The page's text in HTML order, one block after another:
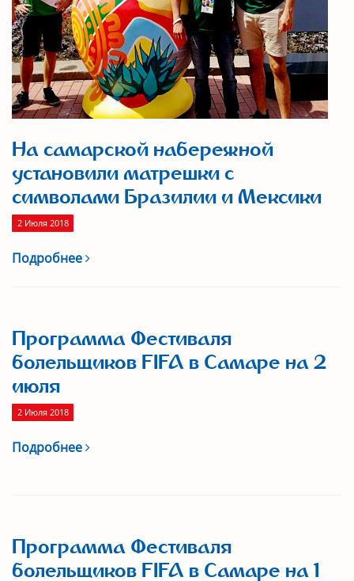
На самарской набережной
установили матрешки с
символами Бразилии и Мексики
2 Июля 2018
Подробнее
Программа Фестиваля
болельщиков FIFA в Самаре на 2
июля
2 Июля 2018
Подробнее
Программа Фестиваля
болельщиков FIFA в Самаре на 1